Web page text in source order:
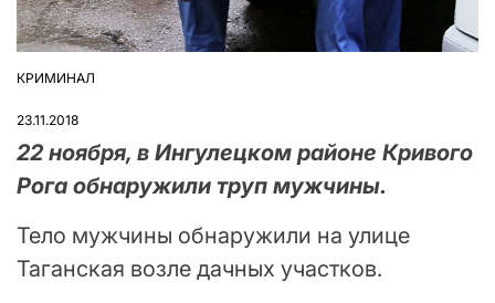
ОПУБЛІКУВАТИ
КРИМИНАЛ
23.11.2018
22 ноября, в Ингулецком районе Кривого
Рога обнаружили труп мужчины.
Тело мужчины обнаружили на улице
Таганская возле дачных участков.